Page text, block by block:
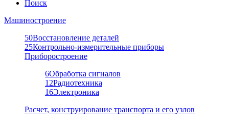
Поиск
Машиностроение
50Восстановление деталей
25Контрольно-измерительные приборы
Приборостроение
6Обработка сигналов
12Радиотехника
16Электроника
Расчет, конструирование транспорта и его узлов